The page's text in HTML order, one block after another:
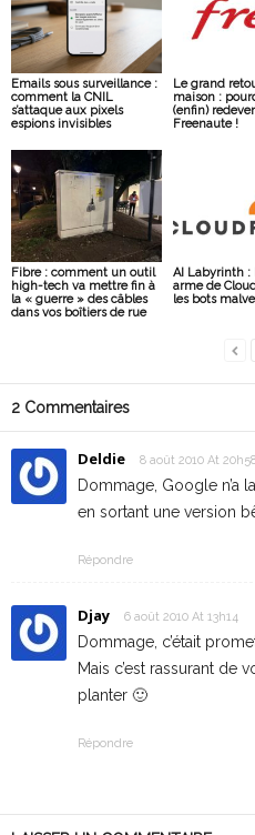
Emails sous surveillance :
comment la CNIL
s’attaque aux pixels
espions invisibles
Le grand
maison :
(enfin)
Freenaute !
Fibre : comment un outil
high-tech va mettre fin à
la « guerre » des câbles
dans vos boîtiers de rue
AI Labyrinth :
arme de
les bots
2 Commentaires
Deldie 8 août 2010 At
Dommage, Google n’a
en sortant une version
Répondre
Djay 6 août 2010 At 13h14
Dommage, c’était
Mais c’est rassurant de
planter 🙂
Répondre